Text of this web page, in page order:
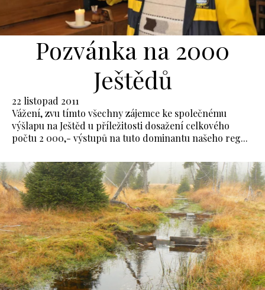
Pozvánka na 2000
Ještědů
22 listopad 2011
Vážení, zvu tímto všechny zájemce ke společnému
výšlapu na Ještěd u příležitosti dosažení celkového
počtu 2 000,- výstupů na tuto dominantu našeho reg...